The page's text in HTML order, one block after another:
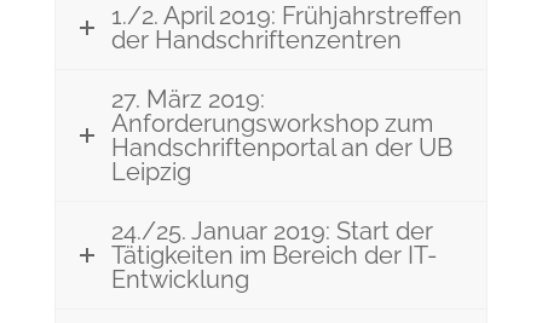
1./2. April 2019: Frühjahrstreffen
der Handschriftenzentren
27. März 2019:
Anforderungsworkshop zum
Handschriftenportal an der UB
Leipzig
24./25. Januar 2019: Start der
Tätigkeiten im Bereich der IT-
Entwicklung